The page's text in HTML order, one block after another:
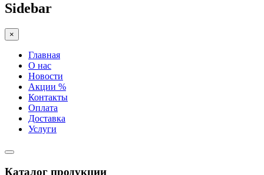
Sidebar
×
Главная
О нас
Новости
Акции %
Контакты
Оплата
Доставка
Услуги
Каталог продукции